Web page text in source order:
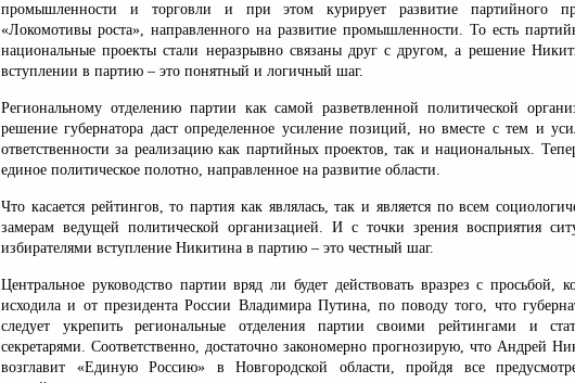
промышленности и торговли и при этом курирует развитие партийного
«Локомотивы роста», направленного на развитие промышленности. То есть
национальные проекты стали неразрывно связаны друг с другом, а решение
вступлении в партию – это понятный и логичный шаг.
Региональному отделению партии как самой разветвленной политической
решение губернатора даст определенное усиление позиций, но вместе с тем и
ответственности за реализацию как партийных проектов, так и национальных.
единое политическое полотно, направленное на развитие области.
Что касается рейтингов, то партия как являлась, так и является по всем
замерам ведущей политической организацией. И с точки зрения восприятия
избирателями вступление Никитина в партию – это честный шаг.
Центральное руководство партии вряд ли будет действовать вразрез с просьбой,
исходила и от президента России Владимира Путина, по поводу того, что
следует укрепить региональные отделения партии своими рейтингами и
секретарями. Соответственно, достаточно закономерно прогнозирую, что Андрей
возглавит «Единую Россию» в Новгородской области, пройдя все